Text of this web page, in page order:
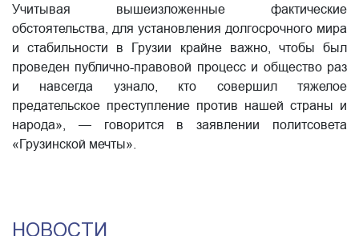
Учитывая вышеизложенные фактические
обстоятельства, для установления долгосрочного мира
и стабильности в Грузии крайне важно, чтобы был
проведен публично-правовой процесс и общество раз
и навсегда узнало, кто совершил тяжелое
предательское преступление против нашей страны и
народа», — говорится в заявлении политсовета
«Грузинской мечты».
НОВОСТИ